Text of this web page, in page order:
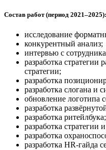
Состав работ (период 2021–2025):
исследование
конкурентный анализ;
интервью с
разработка стратегии
стратегии;
разработка
разработка слогана и
обновление логотипа
разработка
разработка ритейлбука;
разработка
разработка
разработка HR-гайда